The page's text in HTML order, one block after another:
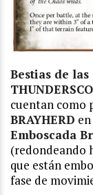
Bestias de las
cuentan como
BRAYHERD
Emboscada
(redondeando
que están
fase de